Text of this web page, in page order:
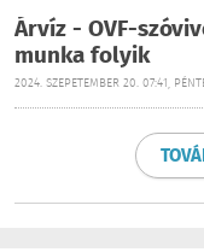
Árvíz - OVF-
munka folyik
2024. SZEPETEMBER 20. 07:41,